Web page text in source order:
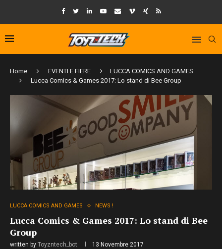
Home EVENTI E FIERE
LUCCA COMICS AND GAMES
Lucca Comics & Games 2017: Lo stand di Bee Group
LUCCA COMICS AND GAMES NEWS !
Lucca Comics & Games 2017: Lo stand di Bee
Group
written by Toyzntech_bot 13 Novembre 2017